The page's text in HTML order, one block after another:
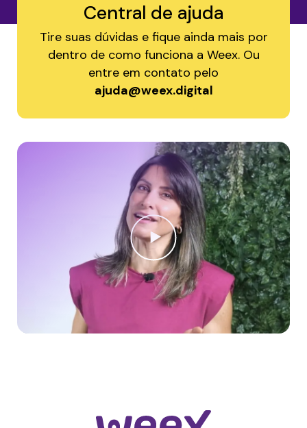
Central de ajuda
Tire suas dúvidas e fique ainda mais por
dentro de como funciona a Weex. Ou
entre em contato pelo
ajuda@weex.digital